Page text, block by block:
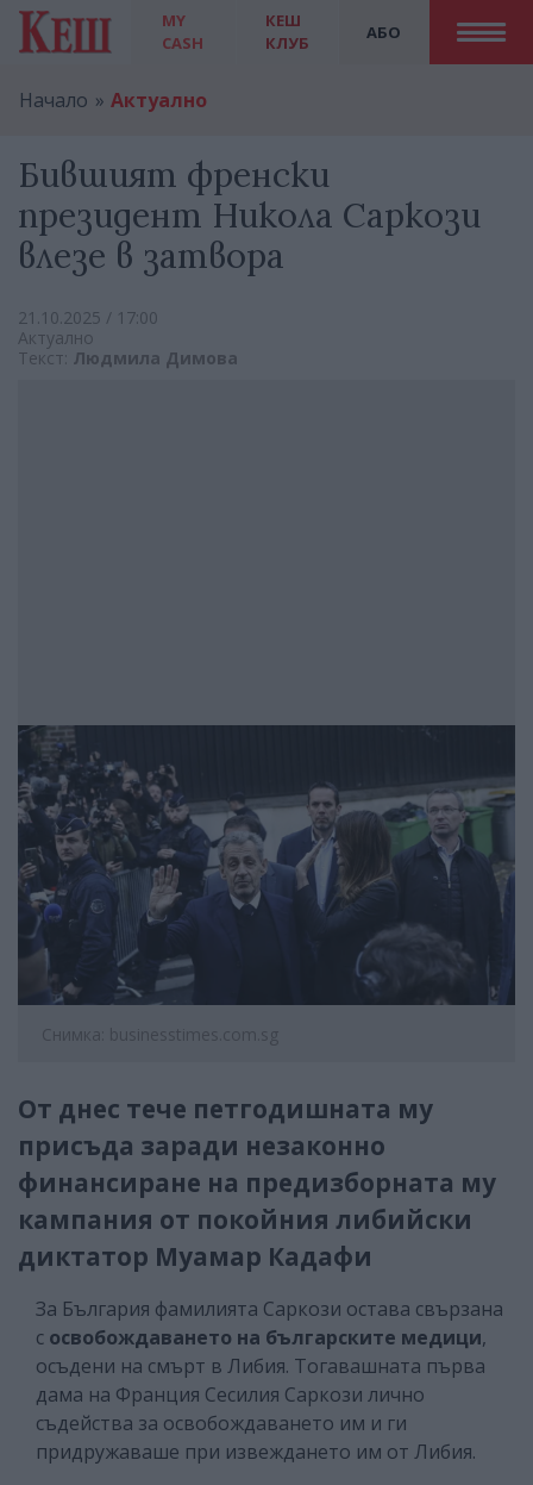
MY
CASH
АБО
КЕШ
КЛУБ
Начало Актуално
Бившият френски
президент Никола Саркози
влезе в затвора
21.10.2025 / 17:00
Актуално
Текст: Людмила Димова
Снимка: businesstimes.com.sg
От днес тече петгодишната му
присъда заради незаконно
финансиране на предизборната му
кампания от покойния либийски
диктатор Муамар Кадафи
За България фамилията Саркози остава свързана
с освобождаването на българските медици,
осъдени на смърт в Либия. Тогавашната първа
дама на Франция Сесилия Саркози лично
съдейства за освобождаването им и ги
придружаваше при извеждането им от Либия.